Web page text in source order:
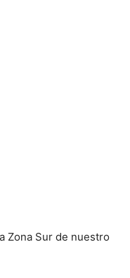
Zona Sur de nuestro